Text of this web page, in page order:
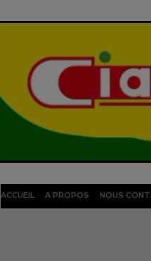
ACCUEIL A PROPOS NOUS